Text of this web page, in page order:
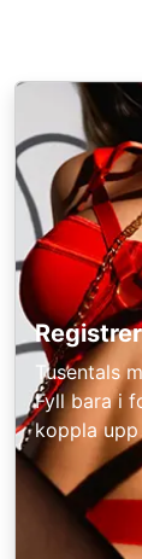
Tusentals
Fyll bara i
koppla